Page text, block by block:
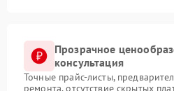
Прозрачное
консультация
Точные прайс-листы,
ремонта, отсутствие скрытых